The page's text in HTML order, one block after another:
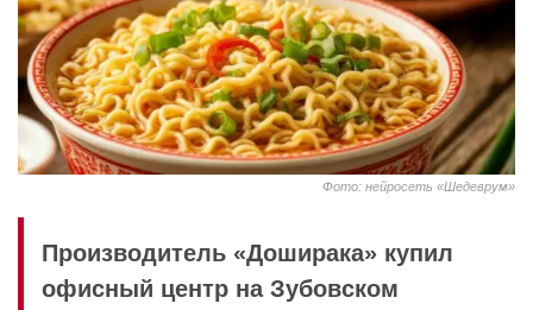
Фото: нейросеть «Шедеврум»
Производитель «Доширака» купил
офисный центр на Зубовском